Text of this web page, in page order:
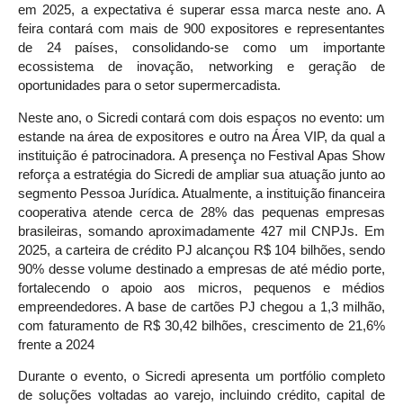
em 2025, a expectativa é superar essa marca neste ano. A
feira contará com mais de 900 expositores e representantes
de 24 países, consolidando-se como um importante
ecossistema de inovação, networking e geração de
oportunidades para o setor supermercadista.
Neste ano, o Sicredi contará com dois espaços no evento: um
estande na área de expositores e outro na Área VIP, da qual a
instituição é patrocinadora. A presença no Festival Apas Show
reforça a estratégia do Sicredi de ampliar sua atuação junto ao
segmento Pessoa Jurídica. Atualmente, a instituição financeira
cooperativa atende cerca de 28% das pequenas empresas
brasileiras, somando aproximadamente 427 mil CNPJs. Em
2025, a carteira de crédito PJ alcançou R$ 104 bilhões, sendo
90% desse volume destinado a empresas de até médio porte,
fortalecendo o apoio aos micros, pequenos e médios
empreendedores. A base de cartões PJ chegou a 1,3 milhão,
com faturamento de R$ 30,42 bilhões, crescimento de 21,6%
frente a 2024
Durante o evento, o Sicredi apresenta um portfólio completo
de soluções voltadas ao varejo, incluindo crédito, capital de